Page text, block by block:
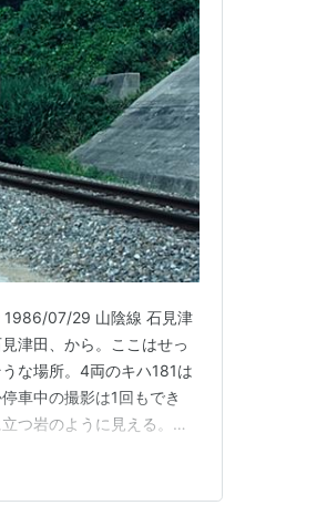
1986/07/29 山陰線 石見津
津田、から。ここはせっ
な場所。4両のキハ181は
車中の撮影は1回もでき
つ岩のように見える。当
かぜ、博多行、キハ18…